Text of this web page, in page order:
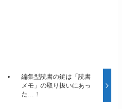
編集型読書の鍵は「読書
メモ」の取り扱いにあっ
た…！